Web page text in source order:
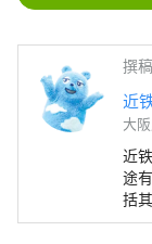
撰稿
近
大
近
途
括
铁